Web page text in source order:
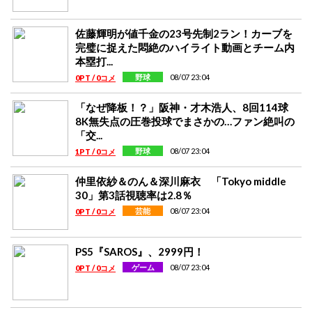
佐藤輝明が値千金の23号先制2ラン！カーブを
完璧に捉えた悶絶のハイライト動画とチーム内
本塁打...
0PT / 0コメ 野球 08/07 23:04
「なぜ降板！？」阪神・才木浩人、8回114球
8K無失点の圧巻投球でまさかの…ファン絶叫の
「交...
1PT / 0コメ 野球 08/07 23:04
仲里依紗＆のん＆深川麻衣 「Tokyo middle
30」第3話視聴率は2.8％
0PT / 0コメ 芸能 08/07 23:04
PS5『SAROS』、2999円！
0PT / 0コメ ゲーム 08/07 23:04